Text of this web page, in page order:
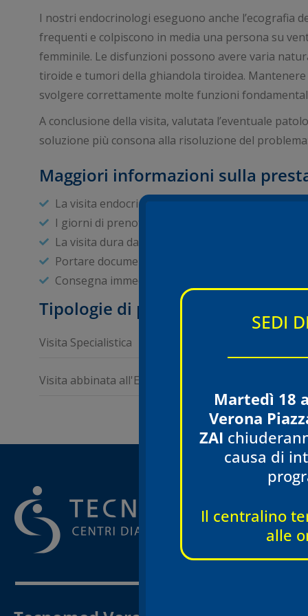
I nostri endocrinologi eseguono anche l’ecografia
frequenti e colpiscono in media una persona su
femminile. Le disfunzioni possono avere varia
tiroide e tumori della ghiandola tiroidea.
svolgere correttamente molte funzioni
A conclusione della visita, valutata l’eventuale
soluzione più consona alla risoluzione del
Maggiori informazioni sulla
La visita endocrinologica è prenotabile in libera
I giorni di prenotazione variano in base alla
La visita dura dai 30 ai 40 minuti
Portare documentazione precedente (esami
Consegna immediata del referto
Tipologie di prestazioni erogate
Visita Specialistica
Visita abbinata all'Ecografia ed Ecocolordoppler
SEDI
Martedì 18
Verona
ZAI
causa di
Il centralino
alle